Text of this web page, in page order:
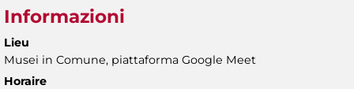
Informazioni
Lieu
Musei in Comune, piattaforma Google Meet
Horaire